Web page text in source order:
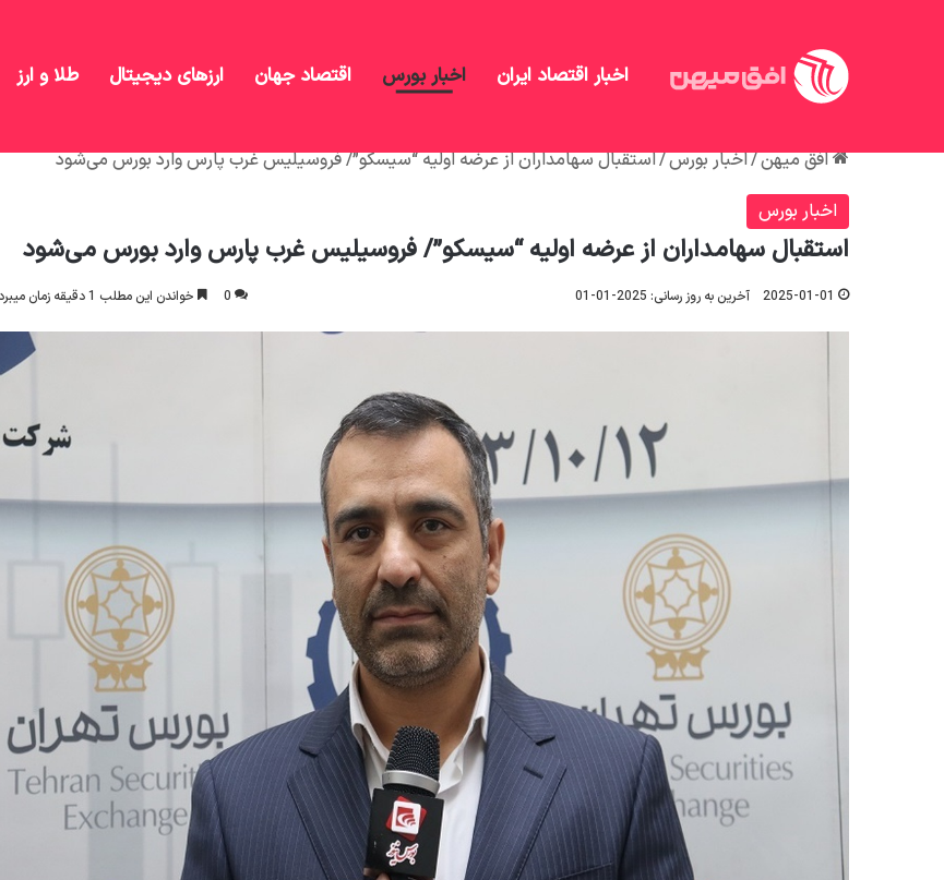
اخبار اقتصاد ایران اخبار بورس اقتصاد جهان ارزهای دیجیتال طلا و ارز
افق میهن/اخبار بورس/استقبال سهامداران از عرضه اولیه “سیسکو”/ فروسیلیس غرب پارس وارد بورس می‌شود
اخبار بورس
استقبال سهامداران از عرضه اولیه “سیسکو”/ فروسیلیس غرب پارس وارد بورس می‌شود
2025-01-01 آخرین به روز رسانی: 2025-01-01 0 خواندن این مطلب 1 دقیقه زمان میبرد